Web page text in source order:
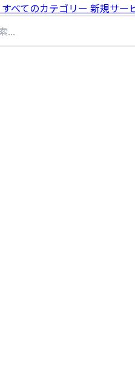
すべてのカテゴリー 新規サー